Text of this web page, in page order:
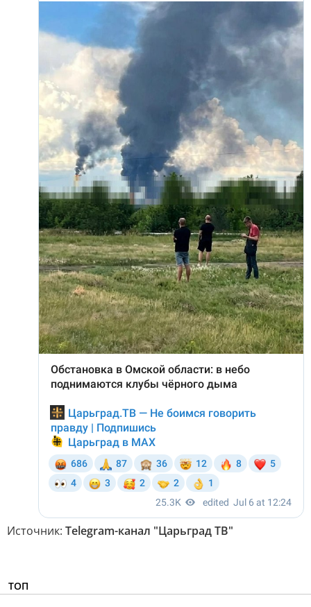
Источник: Telegram-канал "Царьград ТВ"
ТОП